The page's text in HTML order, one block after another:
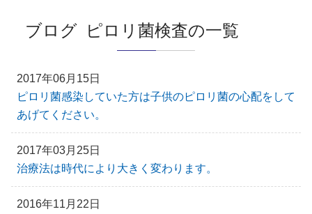
ブログ ピロリ菌検査の一覧
2017年06月15日
ピロリ菌感染していた方は子供のピロリ菌の心配をして
あげてください。
2017年03月25日
治療法は時代により大きく変わります。
2016年11月22日